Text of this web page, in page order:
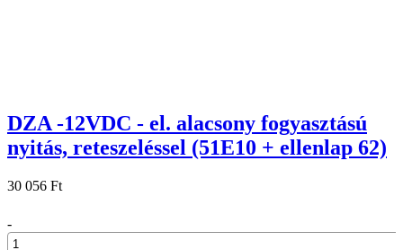
DZA -12VDC - el. alacsony fogyasztású
nyitás, reteszeléssel (51E10 + ellenlap 62)
30 056 Ft
-